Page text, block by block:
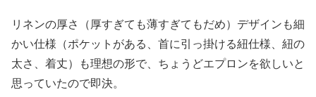
リネンの厚さ（厚すぎても薄すぎてもだめ）デザインも細
かい仕様（ポケットがある、首に引っ掛ける紐仕様、紐の
太さ、着丈）も理想の形で、ちょうどエプロンを欲しいと
思っていたので即決。